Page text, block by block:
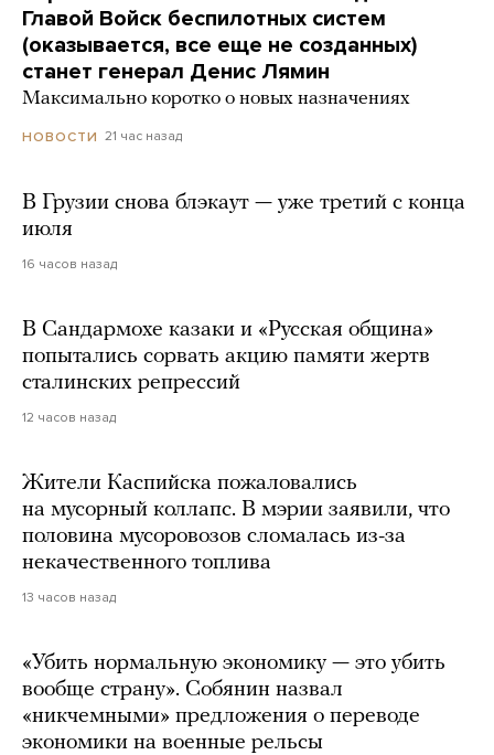
Главой Войск беспилотных систем
(оказывается, все еще не созданных)
станет генерал Денис Лямин
Максимально коротко о новых назначениях
НОВОСТИ 21 час назад
В Грузии снова блэкаут — уже третий с конца
июля
16 часов назад
В Сандармохе казаки и «Русская община»
попытались сорвать акцию памяти жертв
сталинских репрессий
12 часов назад
Жители Каспийска пожаловались
на мусорный коллапс. В мэрии заявили, что
половина мусоровозов сломалась из-за
некачественного топлива
13 часов назад
«Убить нормальную экономику — это убить
вообще страну». Собянин назвал
«никчемными» предложения о переводе
экономики на военные рельсы